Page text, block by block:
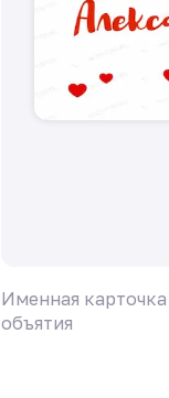
Именная
объятия